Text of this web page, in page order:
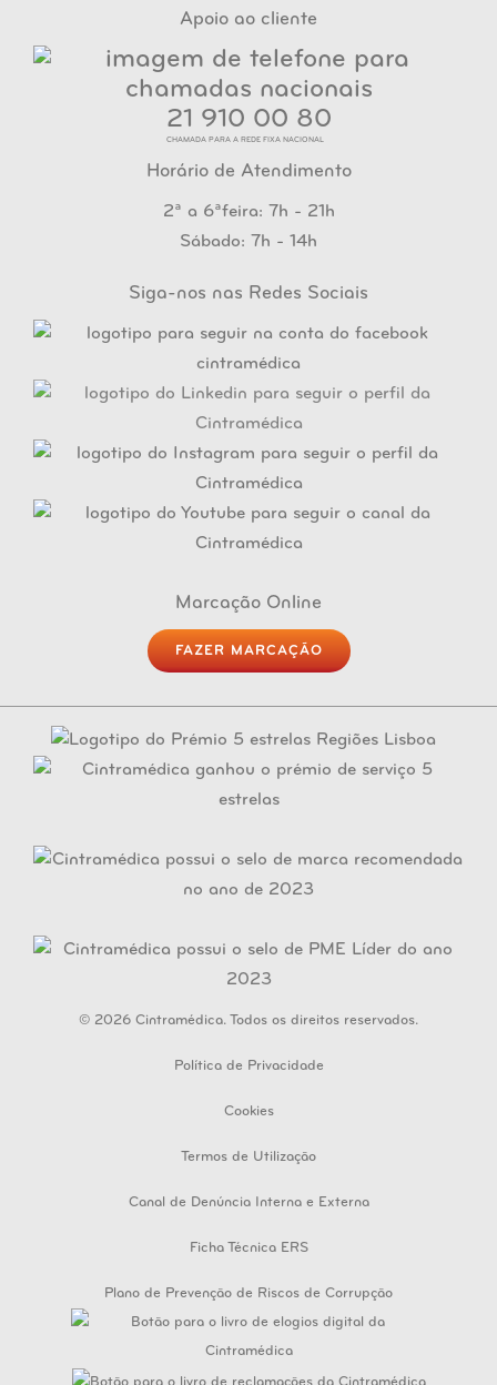
Apoio ao cliente
21 910 00 80
CHAMADA PARA A REDE FIXA NACIONAL
Horário de Atendimento
2ª a 6ªfeira: 7h - 21h
Sábado: 7h - 14h
Siga-nos nas Redes Sociais
Marcação Online
FAZER MARCAÇÃO
© 2026 Cintramédica. Todos os direitos reservados.
Política de Privacidade
Cookies
Termos de Utilização
Canal de Denúncia Interna e Externa
Ficha Técnica ERS
Plano de Prevenção de Riscos de Corrupção